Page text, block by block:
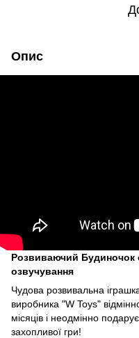
Опис
Розвиваючий Будиночок
озвучування
Чудова розвивальна
виробника "W Toys"
місяців і неодмінно
захопливої гри!